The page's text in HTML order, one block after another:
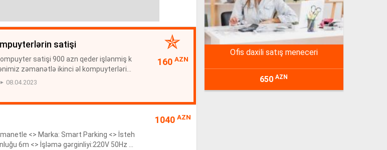
ofis daxili satış meneceri
650AZN
satişi
satişi 900 azn qeder işlənmiş k
zəmanətlə ikinci əl kompuyterlərin
Aalan.az pulsuz elanlar sayti işlən
08.04.2023
160 AZN
<> Marka: Smart Parking <> İsteh
6m <> İşləmə gərginliyi:220V 50Hz <
1040 AZN